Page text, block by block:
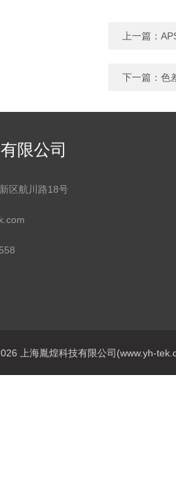
上一篇：
下一篇： 色
限公司
区航川路18号
上海胤煌科技有限公司(www.yh-